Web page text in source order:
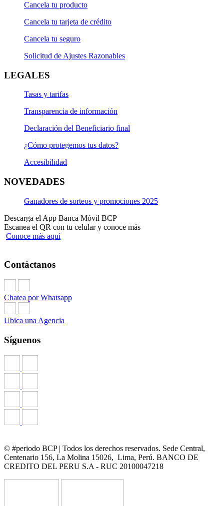
Cancela tu producto
Cancela tu tarjeta de crédito
Cancela tu seguro
Solicitud de Ajustes Razonables
LEGALES
Tasas y tarifas
Transparencia de información
Declaración del Beneficiario final
¿Cómo protegemos tus datos?
Accesibilidad
NOVEDADES
Ganadores de sorteos y promociones 2025
Descarga el App Banca Móvil BCP
Escanea el QR con tu celular y conoce más
Conoce más aquí
Contáctanos
Chatea por Whatsapp
Ubica una Agencia
Síguenos
© #periodo BCP | Todos los derechos reservados. Sede Central,
Centenario 156, La Molina 15026, Lima, Perú. BANCO DE
CREDITO DEL PERU S.A - RUC 20100047218